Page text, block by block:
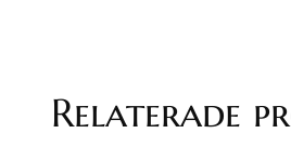
Relaterade